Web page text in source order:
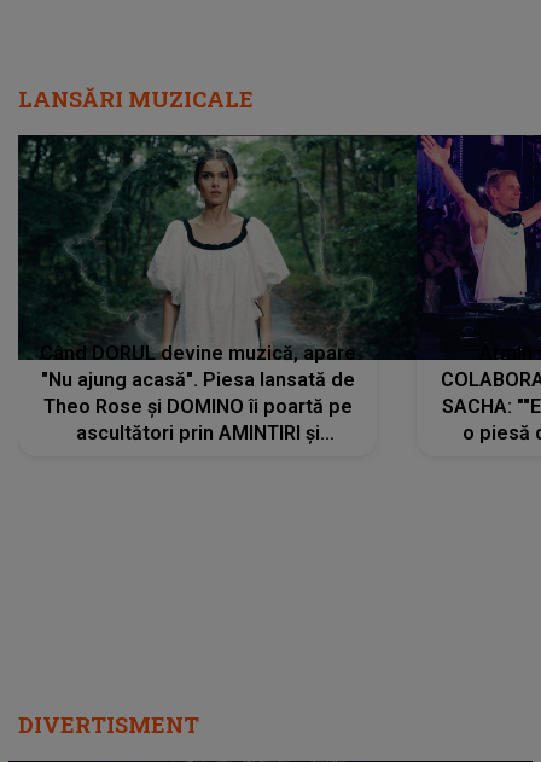
LANSĂRI MUZICALE
Când DORUL devine muzică, apare
"Nu ajung acasă". Piesa lansată de
Theo Rose și DOMINO îi poartă pe
ascultători prin AMINTIRI și
SACHA:
o piesă
DIVERTISMENT